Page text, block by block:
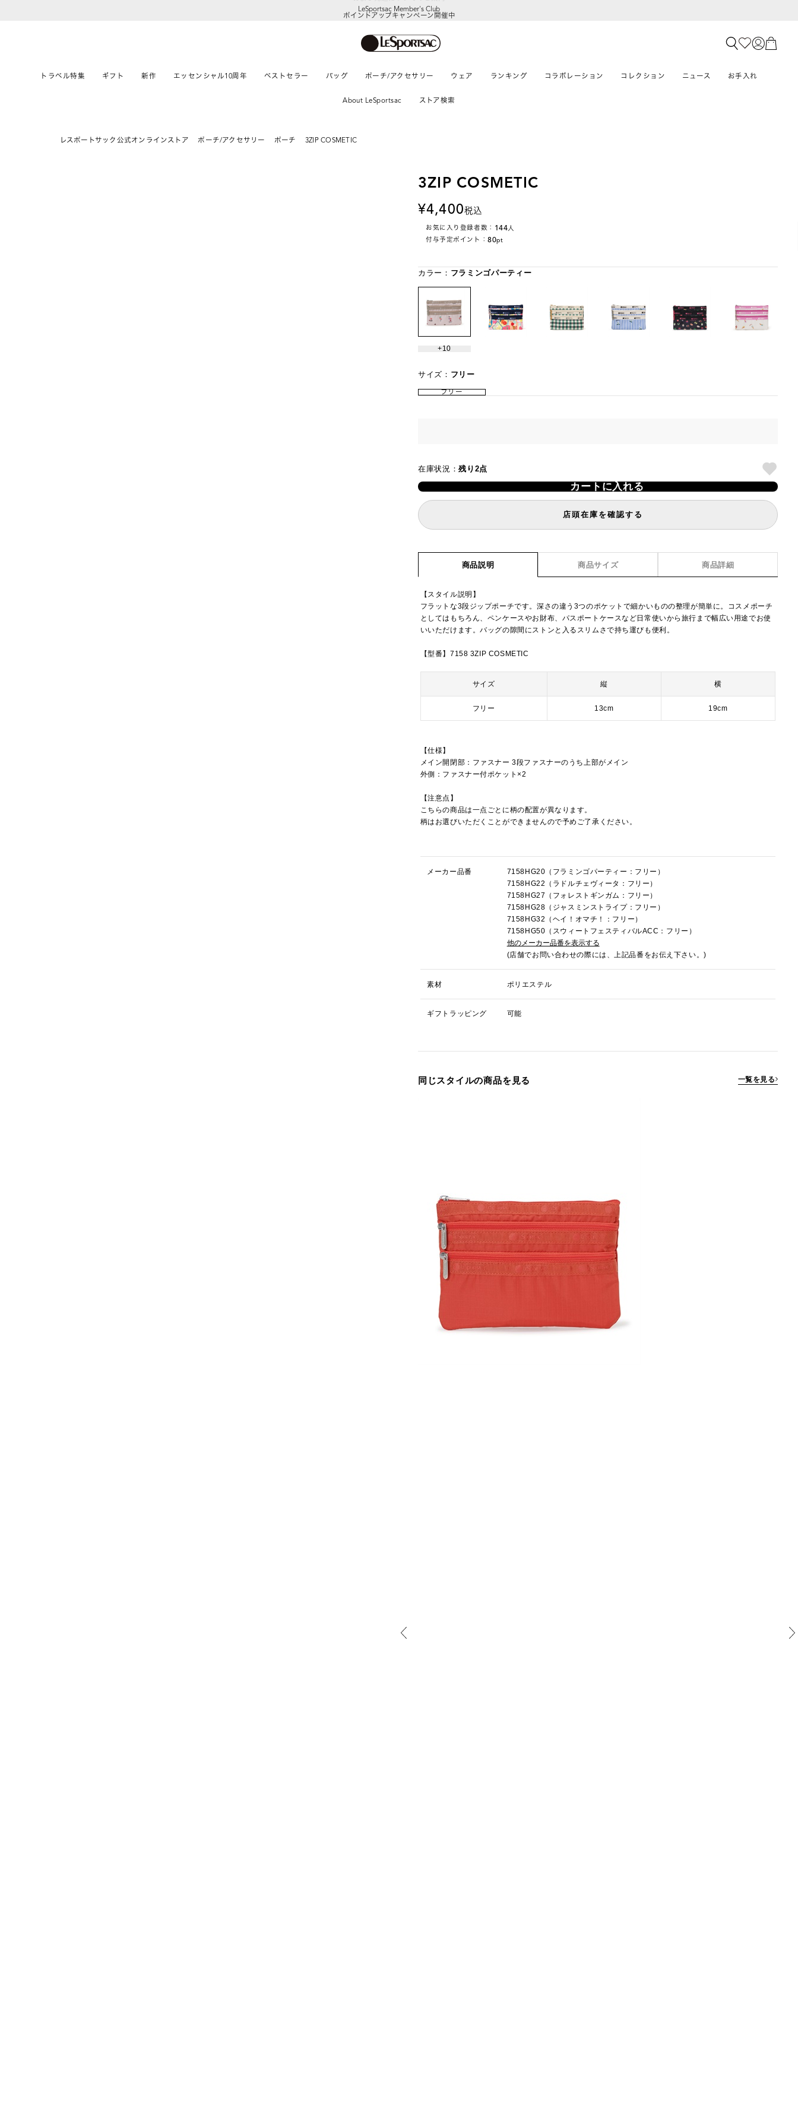
LeSportsac Member's Club
ポイントアップキャンペーン開催中
トラベル特集 ギフト 新作 エッセンシャル10周年 ベストセラー バッグ ポーチ/アクセサリー ウェア ランキング コラボレーション コレクション ニュース お手入れ
About LeSportsac ストア検索
レスポートサック公式オンラインストア ポーチ/アクセサリー ポーチ 3ZIP COSMETIC
3ZIP COSMETIC
4,400税込
お気に入り登録者数： 144人
付与予定ポイント：80pt
カラー： フラミンゴパーティー
10
サイズ： フリー
フリー
在庫状況：残り2点
カートに入れる
店頭在庫を確認する
商品説明 商品サイズ 商品詳細
【スタイル説明】
フラットな3段ジップポーチです。深さの違う3つのポケットで細かいものの整理が簡単に。コスメポーチ
としてはもちろん、ペンケースやお財布、パスポートケースなど日常使いから旅行まで幅広い用途でお使
いいただけます。バッグの隙間にストンと入るスリムさで持ち運びも便利。
【型番】7158 3ZIP COSMETIC
サイズ 縦 横
フリー 13cm 19cm
【仕様】
メイン開閉部：ファスナー 3段ファスナーのうち上部がメイン
外側：ファスナー付ポケット×2
【注意点】
こちらの商品は一点ごとに柄の配置が異なります。
柄はお選びいただくことができませんので予めご了承ください。
メーカー品番
7158HG20（フラミンゴパーティー：フリー）
7158HG22（ラドルチェヴィータ：フリー）
7158HG27（フォレストギンガム：フリー）
7158HG28（ジャスミンストライプ：フリー）
7158HG32（ヘイ！オマチ！：フリー）
7158HG50（スウィートフェスティバルACC：フリー）
他のメーカー品番を表示する
(店舗でお問い合わせの際には、上記品番をお伝え下さい。)
素材 ポリエステル
ギフトラッピング 可能
同じスタイルの商品を見る 一覧を見る